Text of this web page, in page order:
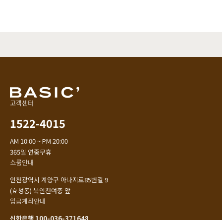
고객센터
1522-4015
AM 10:00 ~ PM 20:00
365일 연중무휴
쇼룸안내
인천광역시 계양구 아나지로85번길 9
(효성동) 북인천여중 앞
입금계좌안내